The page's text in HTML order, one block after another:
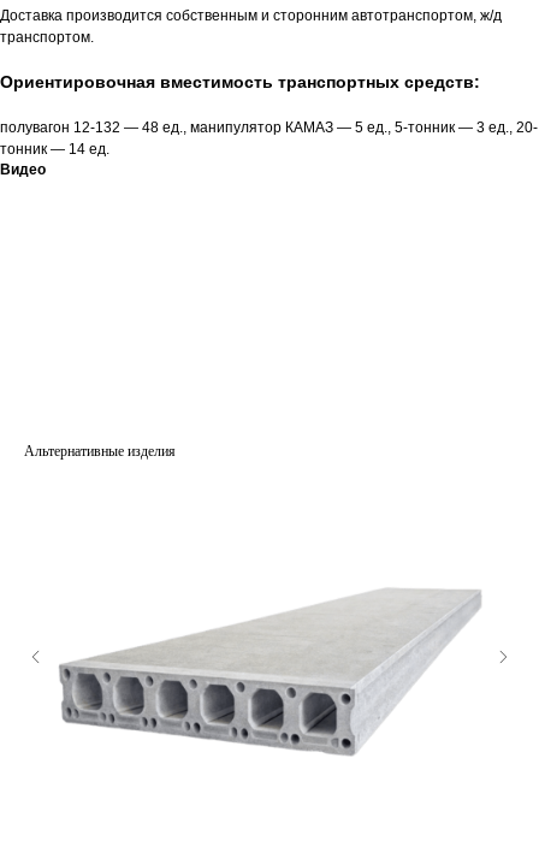
Доставка производится собственным и сторонним автотранспортом, ж/д
транспортом.
Ориентировочная вместимость транспортных средств:
полувагон 12-132 — 48 ед., манипулятор КАМАЗ — 5 ед., 5-тонник — 3 ед., 20-
тонник — 14 ед.
Видео
Альтернативные изделия